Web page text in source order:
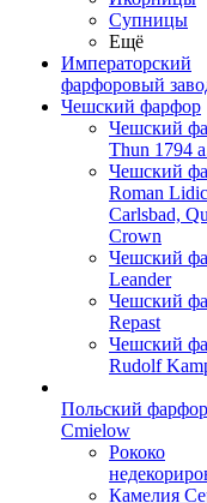
Супницы
Ещё
Императорский
фарфоровый
Чешский фарфор
Чешский
Thun 1794
Чешский
Roman
Carlsbad,
Crown
Чешский
Leander
Чешский
Repast
Чешский
Rudolf
Польский фарфор
Сmielow
Рококо
Камелия